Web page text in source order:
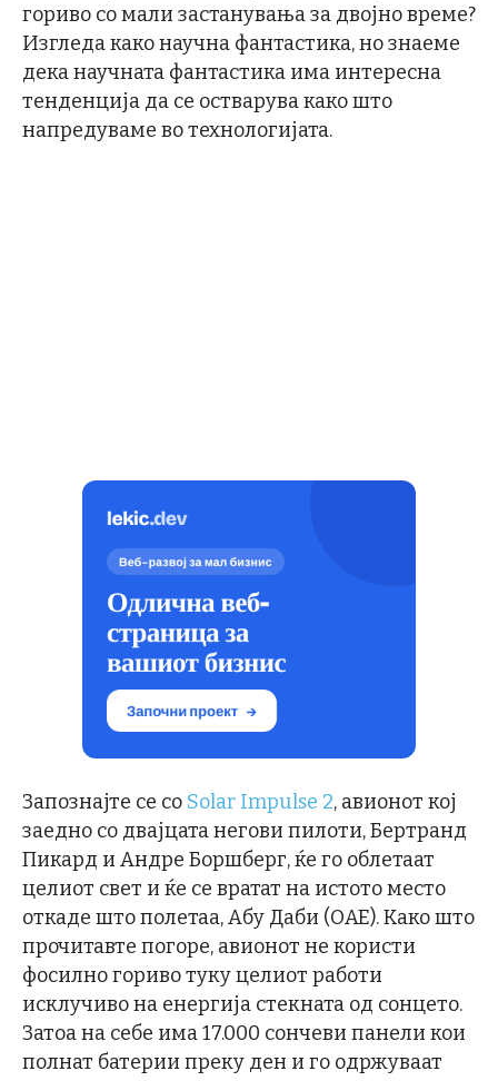
гориво со мали застанувања за двојно време?
Изгледа како научна фантастика, но знаеме
дека научната фантастика има интересна
тенденција да се остварува како што
напредуваме во технологијата.
Запознајте се со Solar Impulse 2, авионот кој
заедно со двајцата негови пилоти, Бертранд
Пикард и Андре Боршберг, ќе го облетаат
целиот свет и ќе се вратат на истото место
откаде што полетаа, Абу Даби (ОАЕ). Како што
прочитавте погоре, авионот не користи
фосилно гориво туку целиот работи
исклучиво на енергија стекната од сонцето.
Затоа на себе има 17.000 сончеви панели кои
полнат батерии преку ден и го одржуваат